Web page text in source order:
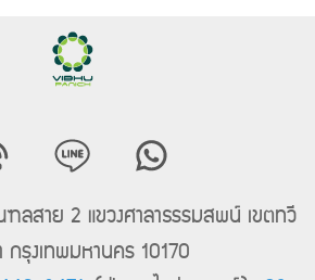
สาย 2 แขวงศาลาธรรมสพน์ เขตทวี
รุงเทพมหานคร 10170